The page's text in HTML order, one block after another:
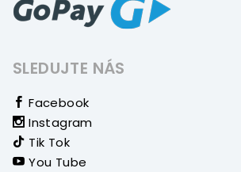
SLEDUJTE NÁS
Facebook
Instagram
Tik Tok
You Tube